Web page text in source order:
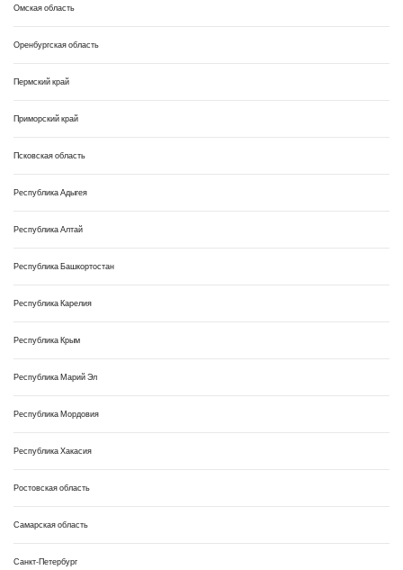
Омская область
Оренбургская область
Пермский край
Приморский край
Псковская область
Республика Адыгея
Республика Алтай
Республика Башкортостан
Республика Карелия
Республика Крым
Республика Марий Эл
Республика Мордовия
Республика Хакасия
Ростовская область
Самарская область
Санкт-Петербург